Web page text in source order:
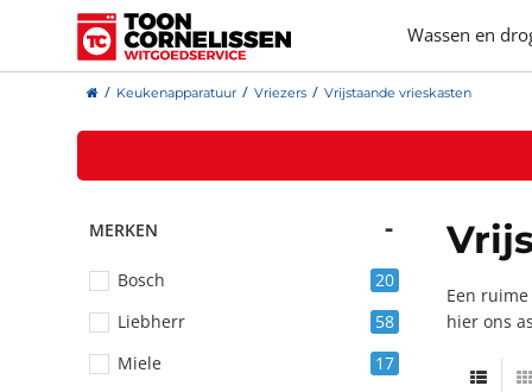
Wassen en
Keukenapparatuur Vriezers Vrijstaande vrieskasten
MERKEN
Bosch
20
Liebherr
58
Miele
17
Een
hier ons